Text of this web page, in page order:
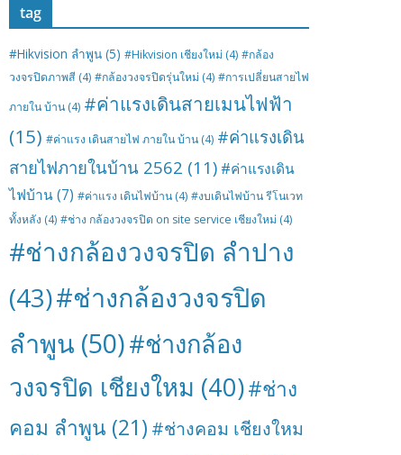
tag
#Hikvision ลำพูน (5) #Hikvision เชียงใหม่ (4) #กล้อง
วงจรปิดภาพสี (4) #กล้องวงจรปิดรุ่นใหม่ (4) #การเปลี่ยนสายไฟ
ภายใน บ้าน (4) #ค่าแรงเดินสายเมนไฟฟ้า
(15) #ค่าแรง เดินสายไฟ ภายใน บ้าน (4) #ค่าแรงเดิน
สายไฟภายในบ้าน 2562 (11) #ค่าแรงเดิน
ไฟบ้าน(7) #ค่าแรง เดินไฟบ้าน (4) #งบเดินไฟบ้าน รีโนเวท
ทั้งหลัง (4) #ช่าง กล้องวงจรปิด on site service เชียงใหม่ (4)
#ช่างกล้องวงจรปิด ลำปาง
(43)#ช่างกล้องวงจรปิด
ลำพูน (50)#ช่างกล้อง
วงจรปิด เชียงใหม (40)#ช่าง
คอม ลำพูน (21) #ช่างคอม เชียงใหม